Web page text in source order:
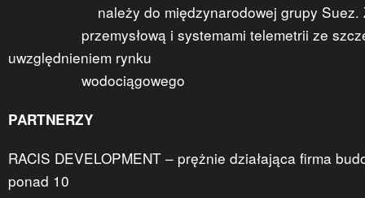
należy do międzynarodowej grupy Suez.
przemysłową i systemami telemetrii ze
uwzględnieniem rynku
wodociągowego
PARTNERZY
RACIS DEVELOPMENT – prężnie działająca firma
ponad 10